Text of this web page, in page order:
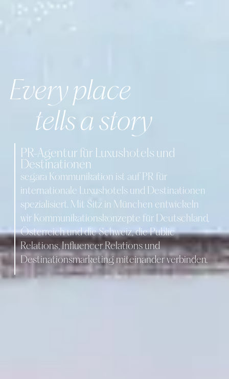
Every place
tells a story
PR-Agentur für Luxushotels und
Destinationen
segara Kommunikation ist auf PR für
internationale Luxushotels und Destinationen
spezialisiert. Mit Sitz in München entwickeln
wir Kommunikationskonzepte für Deutschland,
Österreich und die Schweiz, die Public
Relations, Influencer Relations und
Destinationsmarketing miteinander verbinden.